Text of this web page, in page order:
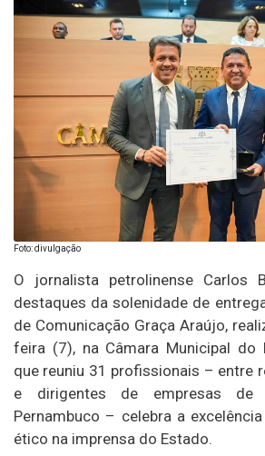
Foto: divulgação
O jornalista petrolinense
destaques da solenidade de
de Comunicação Graça Araújo,
feira (7), na Câmara Municipal do
que reuniu 31 profissionais – entre
e dirigentes de empresas de
Pernambuco – celebra a
ético na imprensa do Estado.